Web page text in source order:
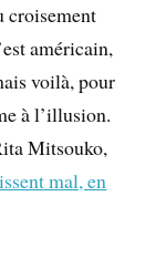
croisement
américain,
voilà, pour
à l’illusion.
Mitsouko,
mal, en